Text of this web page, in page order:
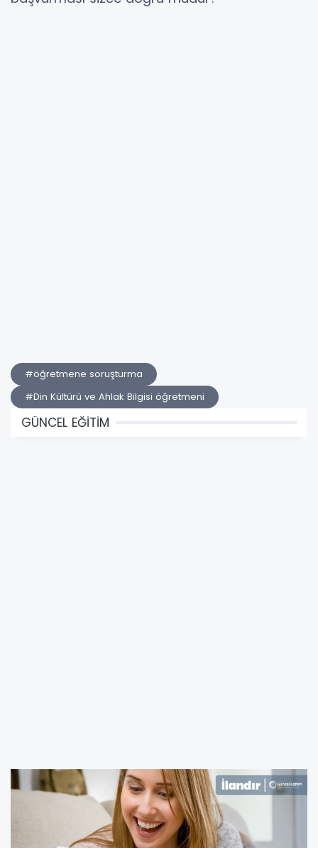
#öğretmene soruşturma
#Din Kültürü ve Ahlak Bilgisi öğretmeni
GÜNCEL EĞİTİM